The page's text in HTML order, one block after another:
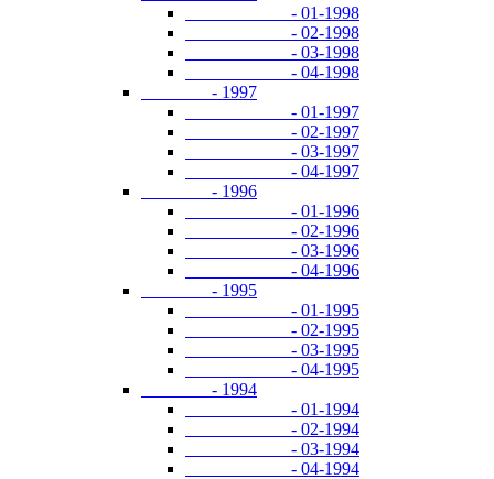
- 01-1998
- 02-1998
- 03-1998
- 04-1998
- 1997
- 01-1997
- 02-1997
- 03-1997
- 04-1997
- 1996
- 01-1996
- 02-1996
- 03-1996
- 04-1996
- 1995
- 01-1995
- 02-1995
- 03-1995
- 04-1995
- 1994
- 01-1994
- 02-1994
- 03-1994
- 04-1994